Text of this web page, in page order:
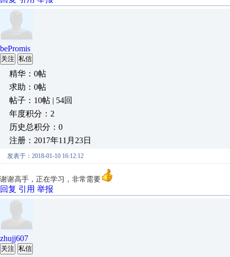
bePromis
关注 私信
精华：0帖
求助：0帖
帖子：10帖 | 54回
年度积分：2
历史总积分：0
注册：2017年11月23日
发表于：2018-01-10 16:12:12
谢谢高手，正在学习，非常需要
回复 引用 举报
zhujj607
关注 私信